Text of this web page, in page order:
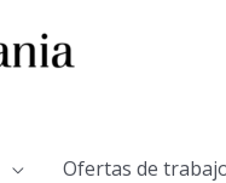
Ofertas de